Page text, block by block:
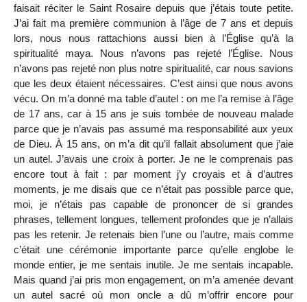
faisait réciter le Saint Rosaire depuis que j’étais toute petite.
J’ai fait ma première communion à l’âge de 7 ans et depuis
lors, nous nous rattachions aussi bien à l’Église qu’à la
spiritualité maya. Nous n’avons pas rejeté l’Église. Nous
n’avons pas rejeté non plus notre spiritualité, car nous savions
que les deux étaient nécessaires. C’est ainsi que nous avons
vécu. On m’a donné ma table d’autel : on me l’a remise à l’âge
de 17 ans, car à 15 ans je suis tombée de nouveau malade
parce que je n’avais pas assumé ma responsabilité aux yeux
de Dieu. À 15 ans, on m’a dit qu’il fallait absolument que j’aie
un autel. J’avais une croix à porter. Je ne le comprenais pas
encore tout à fait : par moment j’y croyais et à d’autres
moments, je me disais que ce n’était pas possible parce que,
moi, je n’étais pas capable de prononcer de si grandes
phrases, tellement longues, tellement profondes que je n’allais
pas les retenir. Je retenais bien l’une ou l’autre, mais comme
c’était une cérémonie importante parce qu’elle englobe le
monde entier, je me sentais inutile. Je me sentais incapable.
Mais quand j’ai pris mon engagement, on m’a amenée devant
un autel sacré où mon oncle a dû m’offrir encore pour